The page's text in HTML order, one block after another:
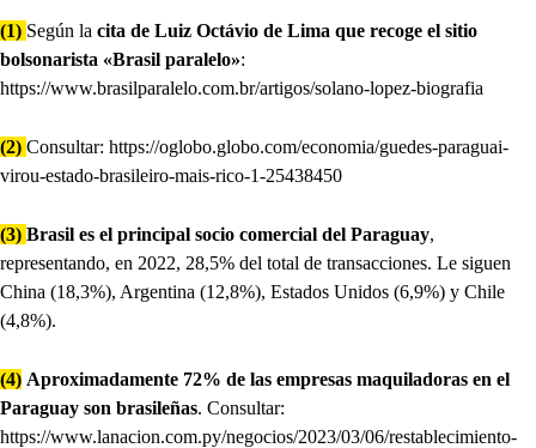
(1) Según la cita de Luiz Octávio de Lima que recoge el sitio
bolsonarista «Brasil paralelo»:
https://www.brasilparalelo.com.br/artigos/solano-lopez-biografia
(2) Consultar: https://oglobo.globo.com/economia/guedes-paraguai-
virou-estado-brasileiro-mais-rico-1-25438450
(3) Brasil es el principal socio comercial del Paraguay,
representando, en 2022, 28,5% del total de transacciones. Le siguen
China (18,3%), Argentina (12,8%), Estados Unidos (6,9%) y Chile
(4,8%).
(4) Aproximadamente 72% de las empresas maquiladoras en el
Paraguay son brasileñas. Consultar:
https://www.lanacion.com.py/negocios/2023/03/06/restablecimiento-